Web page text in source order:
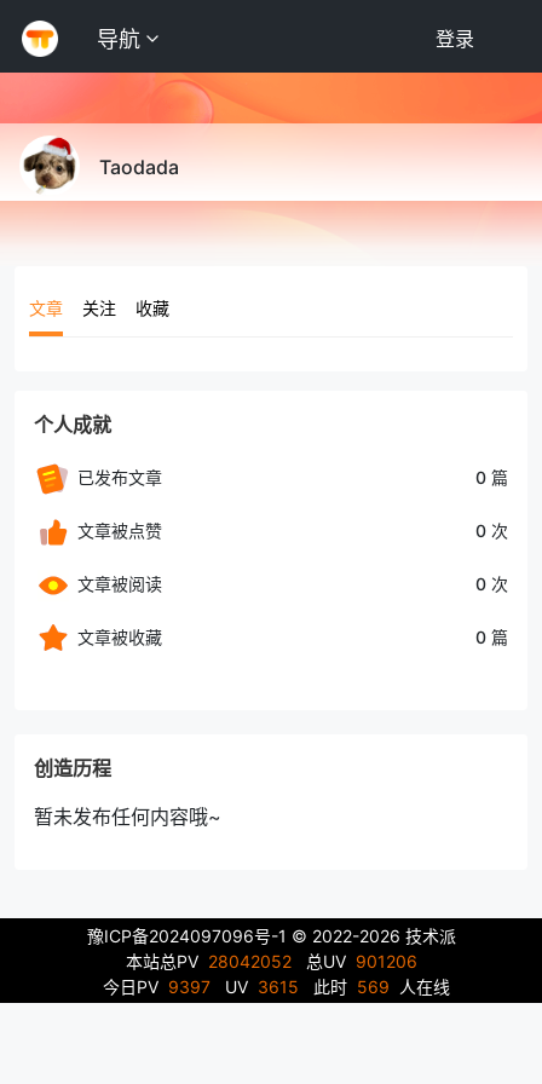
导航 登录
Taodada
文章 关注 收藏
个人成就
已发布文章 0 篇
文章被点赞 0 次
文章被阅读 0 次
文章被收藏 0 篇
创造历程
暂未发布任何内容哦~
豫ICP备2024097096号-1 © 2022-2026 技术派
本站总PV 28042052总UV 901206
今日PV 9397UV 3615 此时 569 人在线